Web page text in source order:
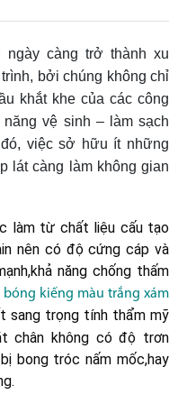
càng trở thành xu
bởi chúng không chỉ
khắt khe của các công
vệ sinh – làm sạch
việc sở hữu ít những
lát càng làm không gian
làm từ chất liệu cấu tạo
nên có độ cứng cáp và
năng chống thấm
bóng kiếng màu trắng xám
sang trọng tính thẩm mỹ
chân không có độ trơn
bong tróc nấm mốc,hay